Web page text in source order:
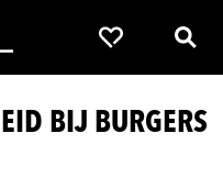
Favorieten
BIJ BURGERS